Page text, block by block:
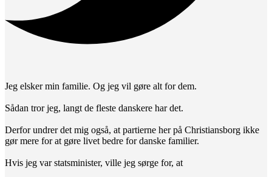
Jeg elsker min familie. Og jeg vil gøre alt for dem.
Sådan tror jeg, langt de fleste danskere har det.
Derfor undrer det mig også, at partierne her på Christiansborg ikke
gør mere for at gøre livet bedre for danske familier.
Hvis jeg var statsminister, ville jeg sørge for, at